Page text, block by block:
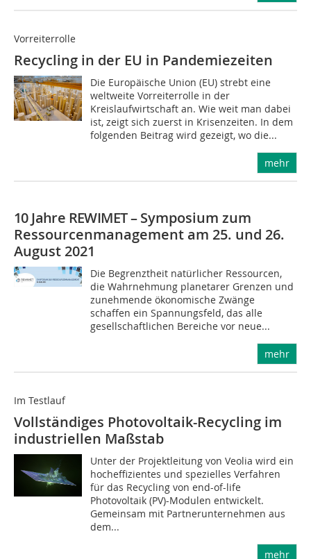
Vorreiterrolle
Recycling in der EU in Pandemiezeiten
Die Europäische Union (EU) strebt eine
weltweite Vorreiterrolle in der
Kreislaufwirtschaft an. Wie weit man dabei
ist, zeigt sich zuerst in Krisenzeiten. In dem
folgenden Beitrag wird gezeigt, wo die...
mehr
10 Jahre REWIMET –Symposium zum
Ressourcen­management am 25. und 26.
August 2021
Die Begrenztheit natürlicher Ressourcen,
die Wahrnehmung planetarer Grenzen und
zunehmende ökonomische Zwänge
schaffen ein Spannungsfeld, das alle
gesellschaftlichen Bereiche vor neue...
mehr
Im Testlauf
Vollständiges Photovoltaik-Recycling im
industriellen Maßstab
Unter der Projektleitung von Veolia wird ein
hocheffizientes und spezielles Verfahren
für das Recycling von end-of-life
Photovoltaik (PV)-Modulen entwickelt.
Gemeinsam mit Partner­unternehmen aus
dem...
mehr